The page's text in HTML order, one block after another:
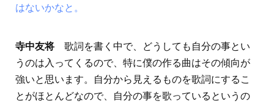
はないかなと。
寺中友将 歌詞を書く中で、どうしても自分の事とい
うのは入ってくるので、特に僕の作る曲はその傾向が
強いと思います。自分から見えるものを歌詞にするこ
とがほとんどなので、自分の事を歌っているというの